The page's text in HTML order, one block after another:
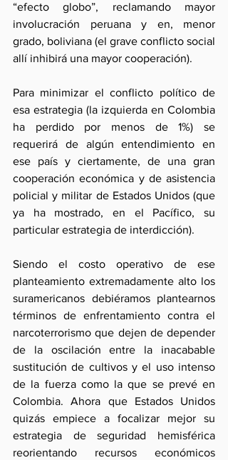
“efecto globo”, reclamando mayor
involucración peruana y en, menor
grado, boliviana (el grave conflicto social
allí inhibirá una mayor cooperación).
Para minimizar el conflicto político de
esa estrategia (la izquierda en Colombia
ha perdido por menos de 1%) se
requerirá de algún entendimiento en
ese país y ciertamente, de una gran
cooperación económica y de asistencia
policial y militar de Estados Unidos (que
ya ha mostrado, en el Pacífico, su
particular estrategia de interdicción).
Siendo el costo operativo de ese
planteamiento extremadamente alto los
suramericanos debiéramos plantearnos
términos de enfrentamiento contra el
narcoterrorismo que dejen de depender
de la oscilación entre la inacabable
sustitución de cultivos y el uso intenso
de la fuerza como la que se prevé en
Colombia. Ahora que Estados Unidos
quizás empiece a focalizar mejor su
estrategia de seguridad hemisférica
reorientando recursos económicos